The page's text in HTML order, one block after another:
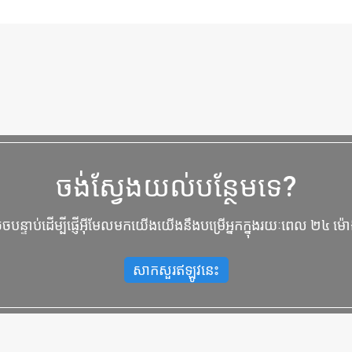
ចង់ស្វែងយល់បន្ថែមទេ?
បន្ទាប់ដើម្បីផ្ញើអ៊ីមែលមកយើងយើងនឹងបម្រើអ្នកក្នុងរយៈពេល ២៤ ម៉
សាកសួរឥឡូវនេះ